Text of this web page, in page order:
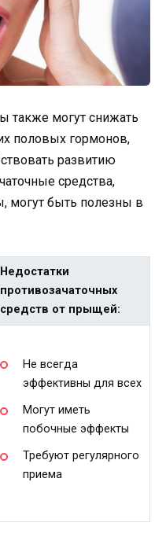
также могут снижать
половых гормонов,
развитию
средства,
могут быть полезны в
Недостатки
противозачаточных
средств от прыщей:
Не всегда
эффективны для всех
Могут иметь
побочные эффекты
Требуют регулярного
приема